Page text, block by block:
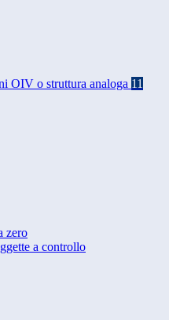
OIV o struttura analoga 11
zero
a controllo